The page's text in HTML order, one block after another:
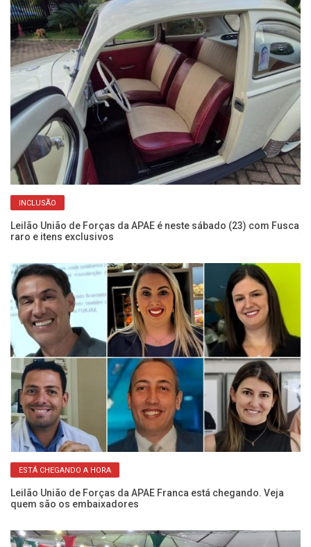
INCLUSÃO
Leilão União de Forças da APAE é neste sábado (23) com Fusca
raro e itens exclusivos
ESTÁ CHEGANDO A HORA
Leilão União de Forças da APAE Franca está chegando. Veja
quem são os embaixadores